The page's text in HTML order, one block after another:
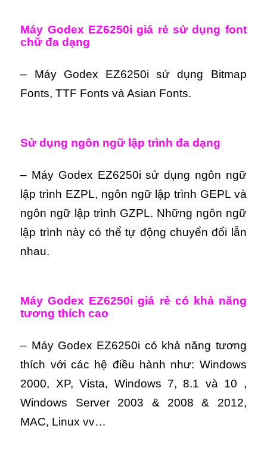
Máy Godex EZ6250i giá rẻ sử dụng font
chữ đa dạng
– Máy Godex EZ6250i sử dụng Bitmap
Fonts, TTF Fonts và Asian Fonts.
Sử dụng ngôn ngữ lập trình đa dạng
– Máy Godex EZ6250i sử dụng ngôn ngữ
lập trình EZPL, ngôn ngữ lập trình GEPL và
ngôn ngữ lập trình GZPL. Những ngôn ngữ
lập trình này có thể tự động chuyển đổi lẫn
nhau.
Máy Godex EZ6250i giá rẻ có khả năng
tương thích cao
– Máy Godex EZ6250i có khả năng tương
thích với các hệ điều hành như: Windows
2000, XP, Vista, Windows 7, 8.1 và 10 ,
Windows Server 2003 & 2008 & 2012,
MAC, Linux vv…